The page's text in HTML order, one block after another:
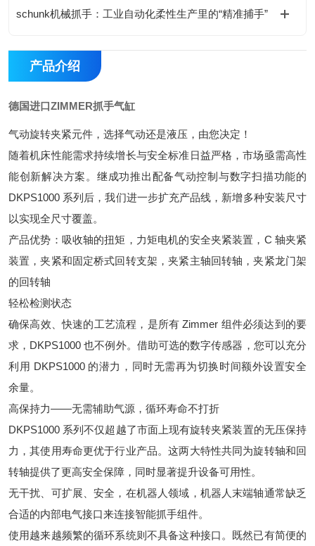
schunk机械抓手：工业自动化柔性生产里的“精准捕手”
产品介绍
德国进口ZIMMER抓手气缸
气动旋转夹紧元件，选择气动还是液压，由您决定！
随着机床性能需求持续增长与安全标准日益严格，市场亟需高性
能创新解决方案。继成功推出配备气动控制与数字扫描功能的
DKPS1000 系列后，我们进一步扩充产品线，新增多种安装尺寸
以实现全尺寸覆盖。
产品优势：吸收轴的扭矩，力矩电机的安全夹紧装置，C 轴夹紧
装置，夹紧和固定桥式回转支架，夹紧主轴回转轴，夹紧龙门架
的回转轴
轻松检测状态
确保高效、快速的工艺流程，是所有 Zimmer 组件必须达到的要
求，DKPS1000 也不例外。借助可选的数字传感器，您可以充分
利用 DKPS1000 的潜力，同时无需再为切换时间额外设置安全
余量。
高保持力——无需辅助气源，循环寿命不打折
DKPS1000 系列不仅超越了市面上现有旋转夹紧装置的无压保持
力，其使用寿命更优于行业产品。这两大特性共同为旋转轴和回
转轴提供了更高安全保障，同时显著提升设备可用性。
无干扰、可扩展、安全，在机器人领域，机器人末端轴通常缺乏
合适的内部电气接口来连接智能抓手组件。
使用越来越频繁的循环系统则不具备这种接口。既然已有简便的